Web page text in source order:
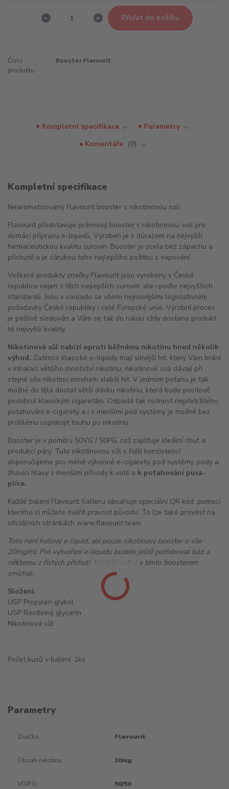
Přidat do košíku
Číslo
produktu:
Booster Flavourit
Kompletní specifikace
Parametry
Komentáře
0
Kompletní specifikace
Nearomatizovaný Flavourit booster s nikotinovou solí.
Flavourit představuje prémiový booster s nikotinovou solí pro
domácí přípravu e-liquidů. Vyroben je s důrazem na nejvyšší
farmaceutickou kvalitu surovin. Booster je zcela bez zápachu a
příchutě a je zárukou toho nejlepšího požitku z vapování.
Veškeré produkty značky Flavourit jsou vyrobeny v České
republice nejen z těch nejlepších surovin, ale i podle nejvyšších
standardů. Jsou v souladu se všemi nejnovějšími legislativními
požadavky České republiky i celé Evropské unie. Výrobní proces
je pečlivě sledován a Vám se tak do rukou vždy dostane produkt
té nejvyšší kvality.
Nikotinová sůl nabízí oproti běžnému nikotinu hned několik
výhod. Zatímco klasické e-liquidy mají silnější hit, který Vám brání
v inhalaci většího množství nikotinu, nikotinové soli dávají při
stejné síle nikotinu mnohem slabší hit. V jednom potahu je tak
možné do těla dostat větší dávku nikotinu, která bude pocitově
podobná klasickým cigaretám. Odpadá tak nutnost nepřetržitého
potahování e-cigarety a i s menšími pod systémy je možné bez
problému uspokojit touhu po nikotinu.
Booster je v poměru 50VG / 50PG, což zajišťuje ideální chuť a
produkci páry. Tuto nikotinovou sůl s řidší konzistencí
doporučujeme pro méně výkonné e-cigarety, pod systémy, pody a
žhavící hlavy s menšími přívody k vatě a k potahování pusa-
plíce.
Každé balení Flavourit Salteru obsahuje speciální QR kód, pomocí
kterého si můžete ověřit pravost původu. To lze také provést na
oficiálních stránkách www.flavourit.team
Toto není hotový e-liquid, ale pouze nikotinový booster o síle
20mg/ml. Pro vytvoření e-liquidu budete ještě potřebovat bázi a
některou z čistých příchutí, které je nutné s tímto boosterem
smíchat.
Složení:
USP Propylen glykol
USP Rostlinný glycerin
Nikotinová sůl
Počet kusů v balení: 1ks
Parametry
Značka Flavourit
Obsah nikotinu 20mg
VG/PG 50/50